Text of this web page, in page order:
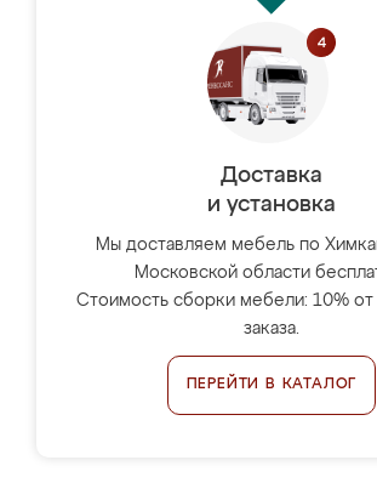
Доставка
и установка
Мы доставляем мебель по
Московской области
Стоимость сборки мебели: 10% от
заказа.
ПЕРЕЙТИ В КАТАЛОГ